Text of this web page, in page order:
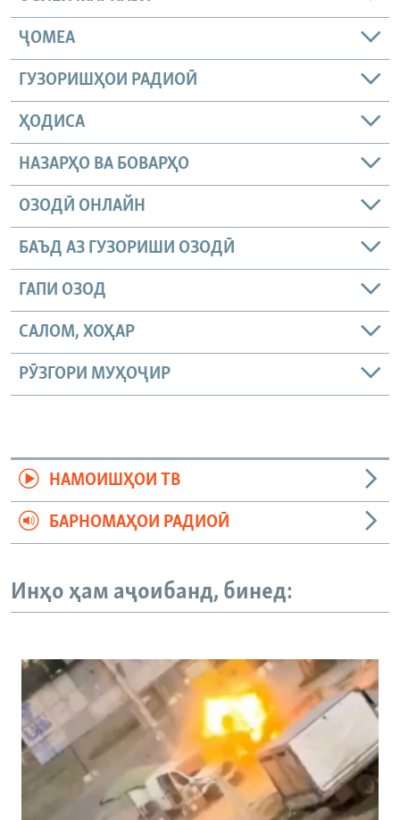
ҶОМEА
ГУЗОРИШҲОИ РАДИОӢ
ҲОДИСА
НАЗАРҲО ВА БОВАРҲО
ОЗОДӢ ОНЛАЙН
БАЪД АЗ ГУЗОРИШИ ОЗОДӢ
ГАПИ ОЗОД
САЛОМ, ХОҲАР
РӮЗГОРИ МУҲОҶИР
НАМОИШҲОИ ТВ
БАРНОМАҲОИ РАДИОӢ
Инҳо ҳам аҷоибанд, бинед: